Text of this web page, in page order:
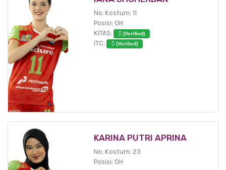
No. Kostum: 11
Posisi: OH
KITAS:
(Verified)
ITC: (Verified)
KARINA PUTRI APRINA
No. Kostum: 23
Posisi: OH